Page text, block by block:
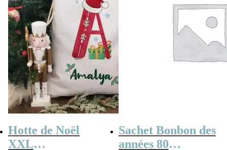
Hotte de Noël
XXL
Sachet Bonbon des
années 80